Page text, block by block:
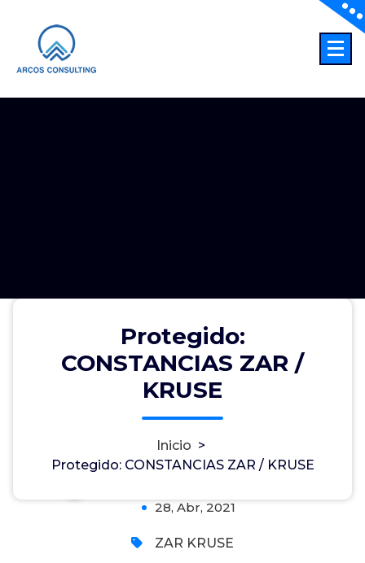
Protegido:
CONSTANCIAS ZAR /
KRUSE
Inicio >
Protegido: CONSTANCIAS ZAR / KRUSE
Protegido: CONSTANCIAS ZAR /
28, Abr, 2021
ZAR KRUSE